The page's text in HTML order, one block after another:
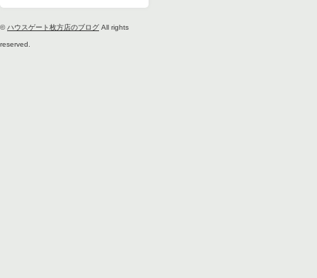
©ハウスゲート枚方店のブログ All rights
reserved.